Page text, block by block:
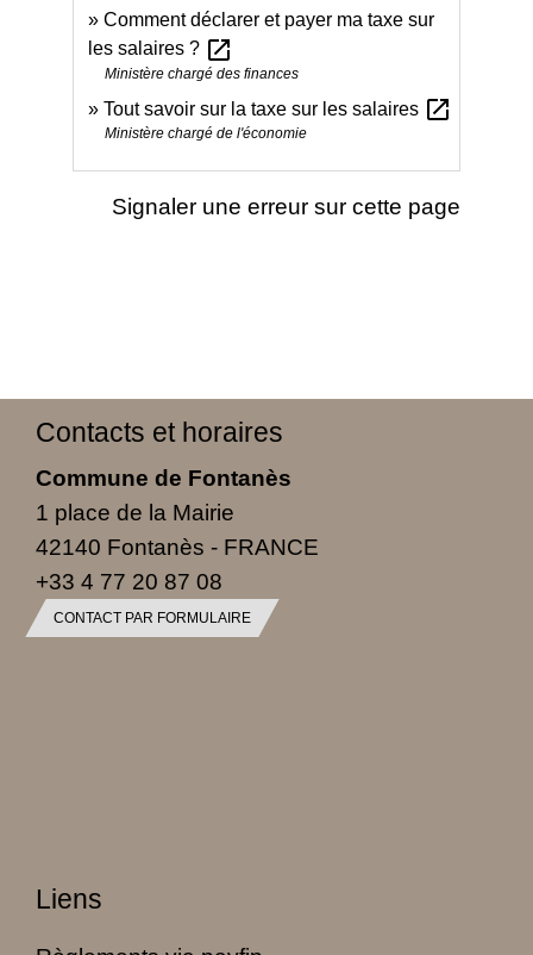
Comment déclarer et payer ma taxe sur
les salaires ? open_in_new
Ministère chargé des finances
Tout savoir sur la taxe sur les salaires open_in_new
Ministère chargé de l'économie
Signaler une erreur sur cette page
Contacts et horaires
Commune de Fontanès
1 place de la Mairie
42140 Fontanès - FRANCE
+33 4 77 20 87 08
CONTACT PAR FORMULAIRE
Liens